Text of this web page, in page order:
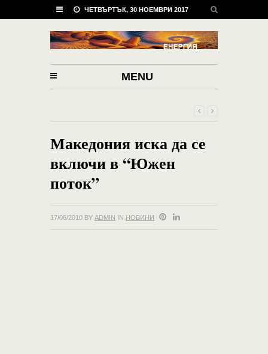
ЧЕТВЪРТЪК, 30 НОЕМВРИ 2017
MENU
Македония иска да се
включи в “Южен
поток”
17/06/2010 BY ADMIN IN НОВИНИ